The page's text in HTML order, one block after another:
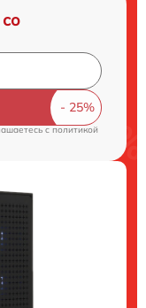
cполитикой